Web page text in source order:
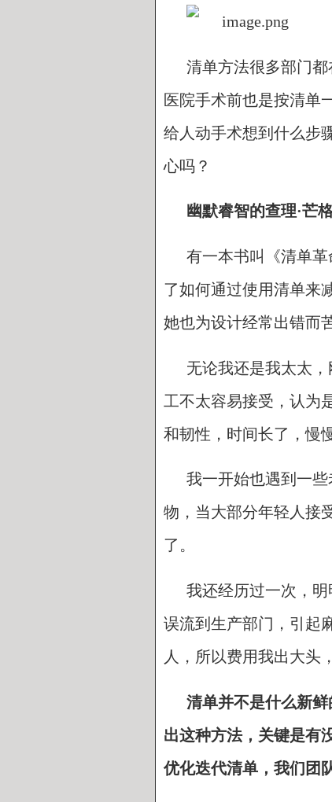
清单方法很多部门
医院手术前也是按清单
给人动手术想到什么步
心吗？
幽默睿智的查理·芒
有一本书叫《清单
了如何通过使用清单来
她也为设计经常出错而
无论我还是我太太
工不太容易接受，认为
和韧性，时间长了，慢
我一开始也遇到一
物，当大部分年轻人接
了。
我还经历过一次，
误流到生产部门，引起
人，所以费用我出大头
清单并不是什么新
出这种方法，关键是有
优化迭代清单，我们团